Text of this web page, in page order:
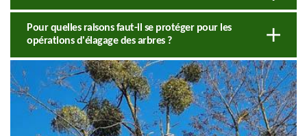
Pour quelles raisons faut-il se protéger pour les
opérations d'élagage des arbres ?